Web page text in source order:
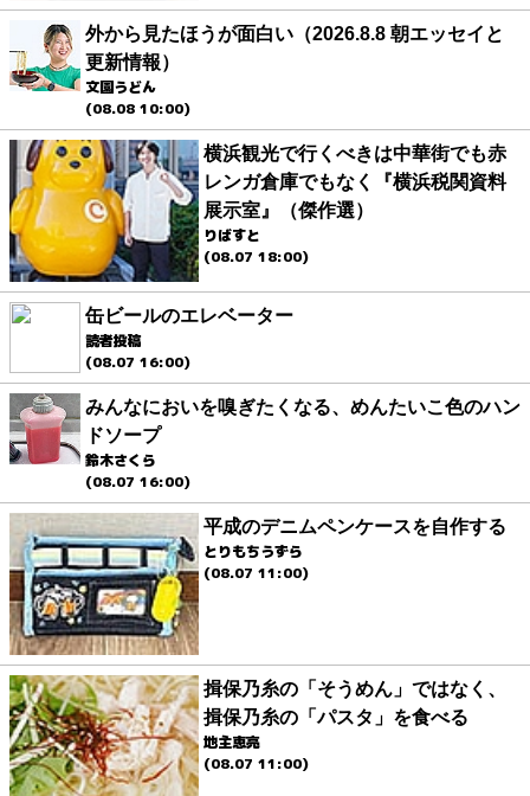
外から見たほうが面白い（2026.8.8 朝エッセイと
更新情報）
文園うどん
(08.08 10:00)
横浜観光で行くべきは中華街でも赤
レンガ倉庫でもなく『横浜税関資料
展示室』（傑作選）
りばすと
(08.07 18:00)
缶ビールのエレベーター
読者投稿
(08.07 16:00)
みんなにおいを嗅ぎたくなる、めんたいこ色のハン
ドソープ
鈴木さくら
(08.07 16:00)
平成のデニムペンケースを自作する
とりもちうずら
(08.07 11:00)
揖保乃糸の「そうめん」ではなく、
揖保乃糸の「パスタ」を食べる
地主恵亮
(08.07 11:00)